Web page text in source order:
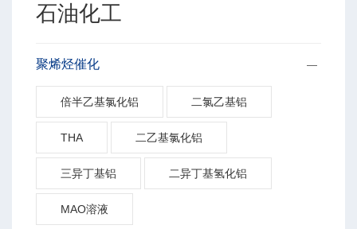
石油化工
聚烯烃催化
倍半乙基氯化铝 二氯乙基铝
THA 二乙基氯化铝
三异丁基铝 二异丁基氢化铝
MAO溶液